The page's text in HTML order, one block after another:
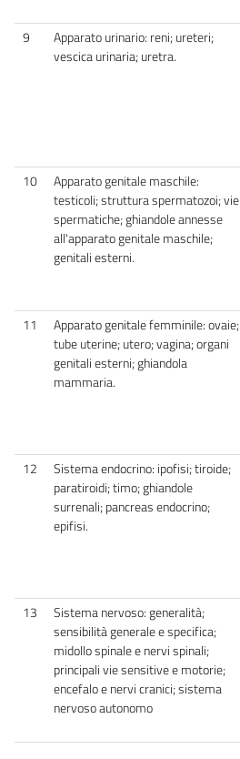
9
Apparato urinario: reni; ureteri;
vescica urinaria; uretra.
10
Apparato genitale maschile:
testicoli; struttura spermatozoi; vie
spermatiche; ghiandole annesse
all'apparato genitale maschile;
genitali esterni.
11
Apparato genitale femminile: ovaie;
tube uterine; utero; vagina; organi
genitali esterni; ghiandola
mammaria.
12
Sistema endocrino: ipofisi; tiroide;
paratiroidi; timo; ghiandole
surrenali; pancreas endocrino;
epifisi.
13
Sistema nervoso: generalità;
sensibilità generale e specifica;
midollo spinale e nervi spinali;
principali vie sensitive e motorie;
encefalo e nervi cranici; sistema
nervoso autonomo